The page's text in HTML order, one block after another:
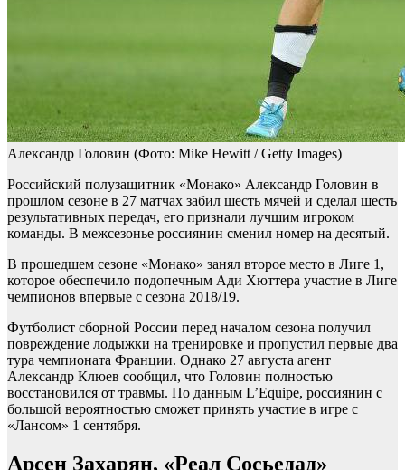
Александр Головин (Фото: Mike Hewitt / Getty Images)
Российский полузащитник «Монако» Александр Головин в
прошлом сезоне в 27 матчах забил шесть мячей и сделал шесть
результативных передач, его признали лучшим игроком
команды. В межсезонье россиянин сменил номер на десятый.
В прошедшем сезоне «Монако» занял второе место в Лиге 1,
которое обеспечило подопечным Ади Хюттера участие в Лиге
чемпионов впервые с сезона 2018/19.
Футболист сборной России перед началом сезона получил
повреждение лодыжки на тренировке и пропустил первые два
тура чемпионата Франции. Однако 27 августа агент
Александр Клюев сообщил, что Головин полностью
восстановился от травмы. По данным L’Equipe, россиянин с
большой вероятностью сможет принять участие в игре с
«Лансом» 1 сентября.
Арсен Захарян, «Реал Сосьедад»